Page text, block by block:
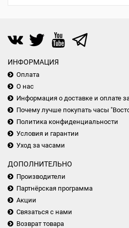
ИНФОРМАЦИЯ
Оплата
О нас
Информация о доставке и оплате
Почему лучше покупать часы
Политика конфиденциальности
Условия и гарантии
Уход за часами
ДОПОЛНИТЕЛЬНО
Производители
Партнёрская программа
Акции
Связаться с нами
Возврат товара